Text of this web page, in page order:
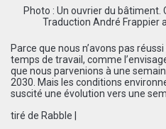
Photo : Un ouvrier du bâtiment.
Traduction André Frappier
Parce que nous n’avons pas
temps de travail, comme
que nous parvenions à une
2030. Mais les conditions
suscité une évolution vers une
tiré de Rabble